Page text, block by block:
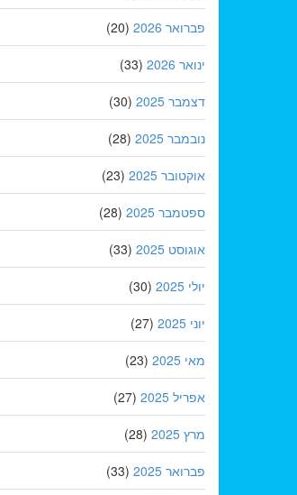
פברואר 2026 (20)
ינואר 2026 (33)
דצמבר 2025 (30)
נובמבר 2025 (28)
אוקטובר 2025 (23)
ספטמבר 2025 (28)
אוגוסט 2025 (33)
יולי 2025 (30)
יוני 2025 (27)
מאי 2025 (23)
אפריל 2025 (27)
מרץ 2025 (28)
פברואר 2025 (33)